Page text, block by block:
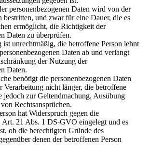
personenbezogenen Daten wird von der
bestritten, und zwar für eine Dauer, die es
ermöglicht, die Richtigkeit der
Daten zu überprüfen.
ist unrechtmäßig, die betroffene Person lehnt
Daten ab und verlangt
der Nutzung der
Daten.
benötigt die personenbezogenen Daten
Verarbeitung nicht länger, die betroffene
jedoch zur Geltendmachung, Ausübung
Rechtsansprüchen.
hat Widerspruch gegen die
Art. 21 Abs. 1 DS-GVO eingelegt und es
ob die berechtigten Gründe des
denen der betroffenen Person